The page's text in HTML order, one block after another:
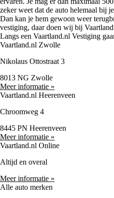
zeker weet dat de auto helemaal bij
Dan kan je hem gewoon weer
vestiging, daar doen wij bij
Langs een Vaartland.nl Vestiging
Vaartland.nl Zwolle
Nikolaus Ottostraat 3
8013 NG Zwolle
Meer informatie »
Vaartland.nl Heerenveen
Chroomweg 4
8445 PN Heerenveen
Meer informatie »
Vaartland.nl Online
Altijd en overal
Meer informatie »
Alle auto merken